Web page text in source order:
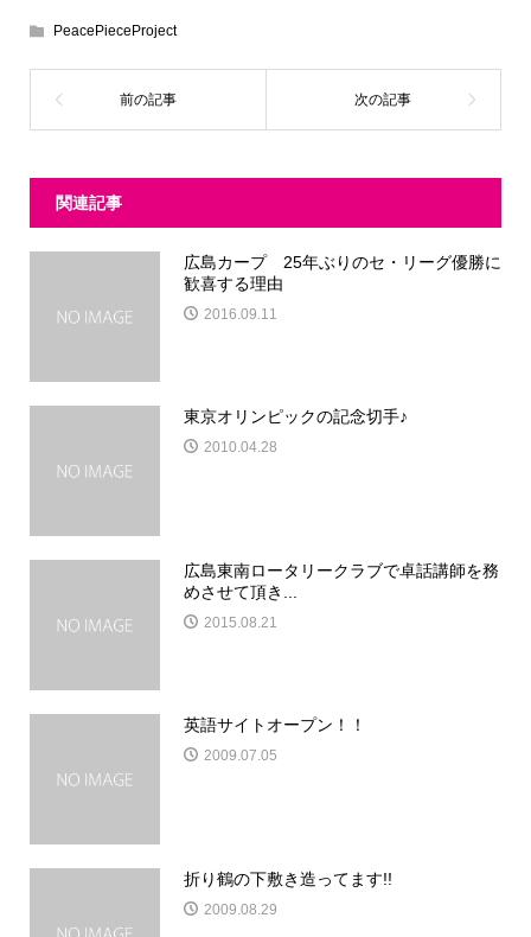
PeacePieceProject
関連記事
広島カープ 25年ぶりのセ・リーグ優勝に
歓喜する理由
2016.09.11
東京オリンピックの記念切手♪
2010.04.28
広島東南ロータリークラブで卓話講師を務
めさせて頂き...
2015.08.21
英語サイトオープン！！
2009.07.05
折り鶴の下敷き造ってます!!
2009.08.29